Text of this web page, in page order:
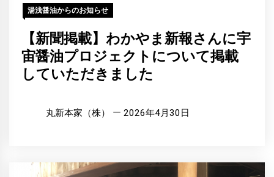
湯浅醤油からのお知らせ
【新聞掲載】わかやま新報さんに宇
宙醤油プロジェクトについて掲載
していただきました
丸新本家（株） 2026年4月30日